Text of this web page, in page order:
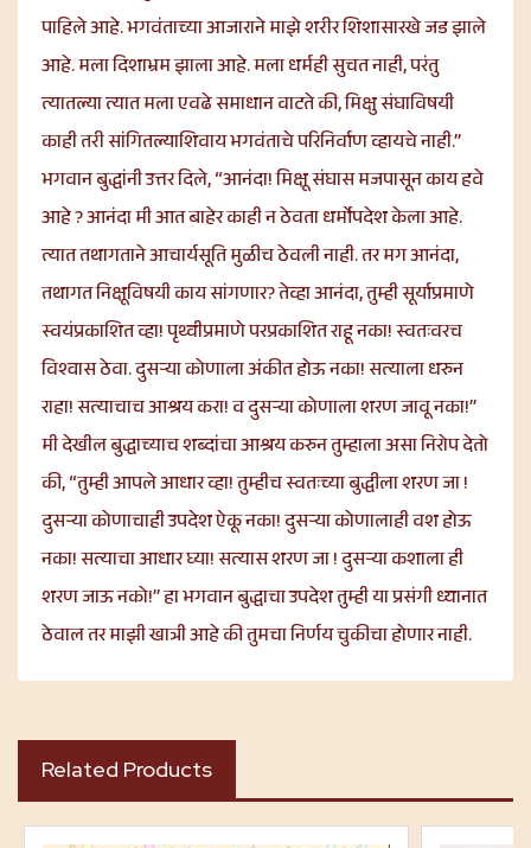
पाहिले आहे. भगवंताच्या आजाराने माझे शरीर शिशासारखे जड झाले
आहे. मला दिशाभ्रम झाला आहे. मला धर्मही सुचत नाही, परंतु
त्यातल्या त्यात मला एवढे समाधान वाटते की, मिक्षु संघाविषयी
काही तरी सांगितल्याशिवाय भगवंताचे परिनिर्वाण व्हायचे नाही.”
भगवान बुद्धांनी उत्तर दिले, “आनंदा! मिक्षू संघास मजपासून काय हवे
आहे ? आनंदा मी आत बाहेर काही न ठेवता धर्मोपदेश केला आहे.
त्यात तथागताने आचार्यसूति मुळीच ठेवली नाही. तर मग आनंदा,
तथागत निक्षूविषयी काय सांगणार? तेव्हा आनंदा, तुम्ही सूर्याप्रमाणे
स्वयंप्रकाशित व्हा! पृथ्वीप्रमाणे परप्रकाशित राहू नका! स्वतःवरच
विश्वास ठेवा. दुसऱ्या कोणाला अंकीत होऊ नका! सत्याला धरुन
राहा! सत्याचाच आश्रय करा! व दुसऱ्या कोणाला शरण जावू नका!”
मी देखील बुद्धाच्याच शब्दांचा आश्रय करुन तुम्हाला असा निरोप देतो
की, “तुम्ही आपले आधार व्हा! तुम्हीच स्वतःच्या बुद्धीला शरण जा !
दुसऱ्या कोणाचाही उपदेश ऐकू नका! दुसऱ्या कोणालाही वश होऊ
नका! सत्याचा आधार घ्या! सत्यास शरण जा ! दुसऱ्या कशाला ही
शरण जाऊ नको!” हा भगवान बुद्धाचा उपदेश तुम्ही या प्रसंगी ध्यानात
ठेवाल तर माझी खात्री आहे की तुमचा निर्णय चुकीचा होणार नाही.
Related Products